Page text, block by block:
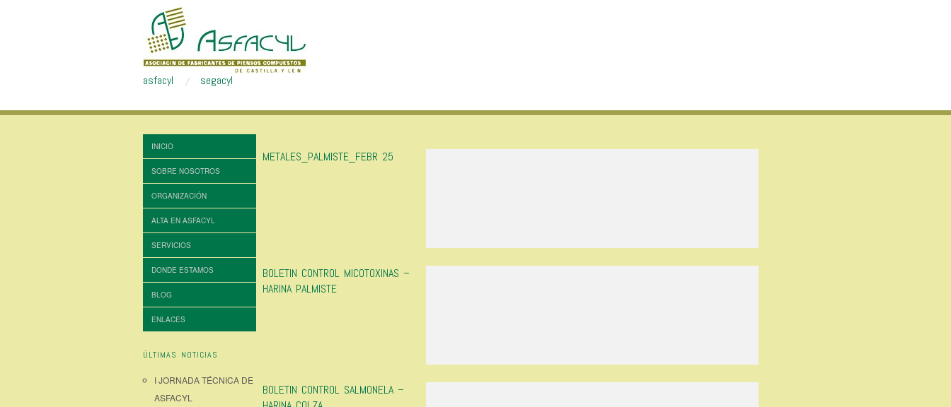
asfacyl segacyl
INICIO
SOBRE NOSOTROS
ORGANIZACIÓN
ALTA EN ASFACYL
SERVICIOS
DONDE ESTAMOS
BLOG
ENLACES
ÚLTIMAS NOTICIAS
I JORNADA TÉCNICA DE
ASFACYL
METALES_PALMISTE_FEBR 25
BOLETIN CONTROL MICOTOXINAS –
HARINA PALMISTE
BOLETIN CONTROL SALMONELA –